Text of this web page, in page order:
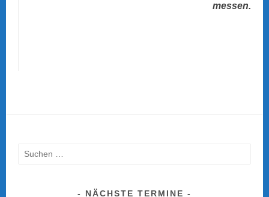
messen.
Suche
NÄCHSTE TERMINE